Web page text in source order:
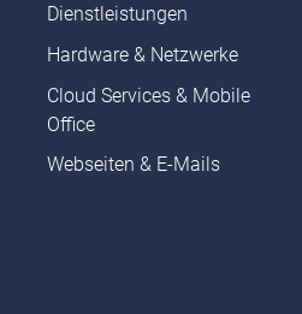
Dienstleistungen
Hardware & Netzwerke
Cloud Services & Mobile
Office
Webseiten & E-Mails